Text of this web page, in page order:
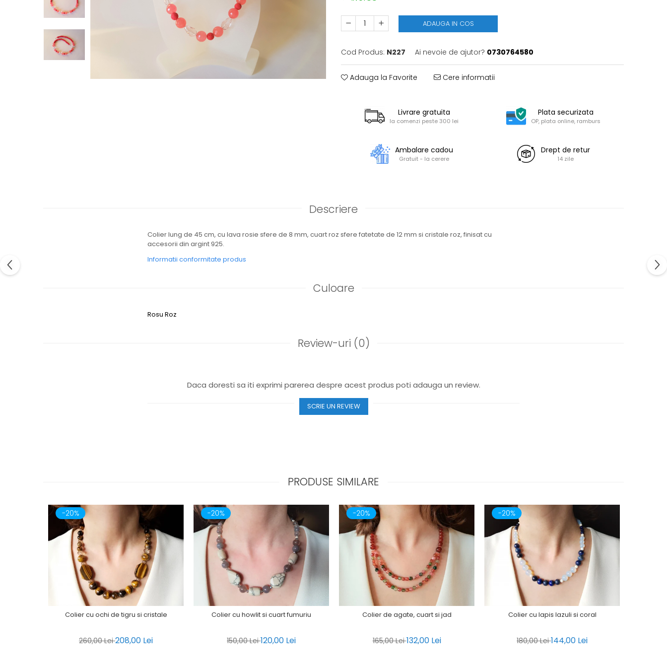
ADAUGA IN COS
Cod Produs: N227 Ai nevoie de ajutor? 0730764580
Adauga la Favorite Cere informatii
Livrare gratuita
la comenzi peste 300 lei
Plata securizata
OP, plata online, ramburs
Ambalare cadou
Gratuit - la cerere
Drept de retur
14 zile
Descriere
Colier lung de 45 cm, cu lava rosie sfere de 8 mm, cuart roz sfere fatetate de 12 mm si cristale roz, finisat cu
accesorii din argint 925.
Informatii conformitate produs
Culoare
Rosu Roz
Review-uri (0)
Daca doresti sa iti exprimi parerea despre acest produs poti adauga un review.
SCRIE UN REVIEW
PRODUSE SIMILARE
-20%
Colier cu ochi de tigru si cristale
260,00 Lei208,00 Lei
-20%
Colier cu howlit si cuart fumuriu
150,00 Lei120,00 Lei
-20%
Colier de agate, cuart si jad
165,00 Lei132,00 Lei
-20%
Colier cu lapis lazuli si coral
180,00 Lei144,00 Lei